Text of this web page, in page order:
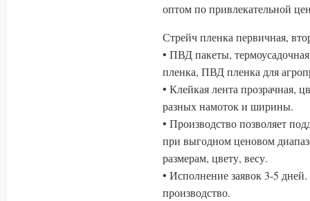
оптом по привлекательной
Стрейч пленка первичная,
• ПВД пакеты,
пленка, ПВД пленка для
• Клейкая лента прозрачная,
разных намоток и ширины.
• Производство позволяет
при выгодном ценовом
размерам, цвету, весу.
• Исполнение заявок 3-5
производство.